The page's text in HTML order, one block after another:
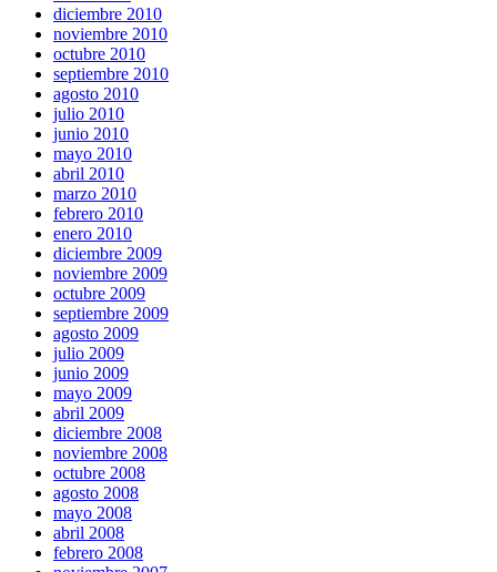
diciembre 2010
noviembre 2010
octubre 2010
septiembre 2010
agosto 2010
julio 2010
junio 2010
mayo 2010
abril 2010
marzo 2010
febrero 2010
enero 2010
diciembre 2009
noviembre 2009
octubre 2009
septiembre 2009
agosto 2009
julio 2009
junio 2009
mayo 2009
abril 2009
diciembre 2008
noviembre 2008
octubre 2008
agosto 2008
mayo 2008
abril 2008
febrero 2008